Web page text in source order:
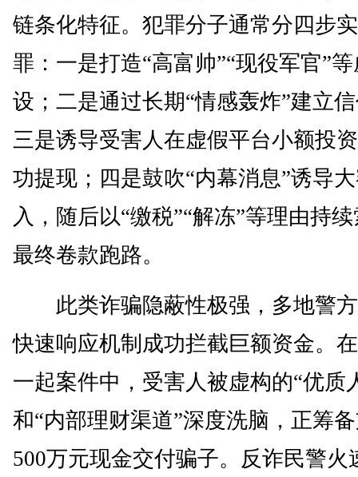
链条化特征。犯罪分子通常分四步
罪：一是打造“高富帅”“现役军官”
设；二是通过长期“情感轰炸”建立
三是诱导受害人在虚假平台小额投
功提现；四是鼓吹“内幕消息”诱导
入，随后以“缴税”“解冻”等理由持
最终卷款跑路。
此类诈骗隐蔽性极强，多地警
快速响应机制成功拦截巨额资金。
一起案件中，受害人被虚构的“优质
和“内部理财渠道”深度洗脑，正筹
500万元现金交付骗子。反诈民警火